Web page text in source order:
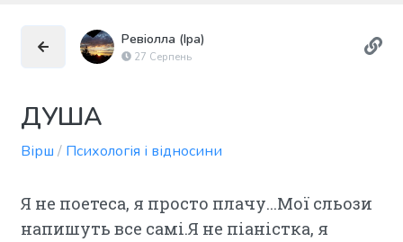
Ревіолла (Іра)
27 Серпень
ДУША
Вірш / Психологія і відносини
Я не поетеса, я просто плачу...Мої сльози
напишуть все самі.Я не піаністка, я